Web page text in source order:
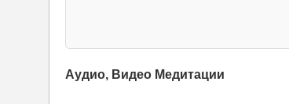
Аудио, Видео Медитации